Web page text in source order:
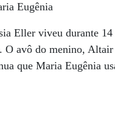
Eugênia
Eller viveu durante
avô do menino,
que Maria Eugênia